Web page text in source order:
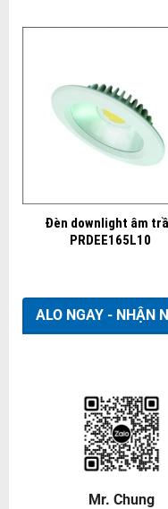
Đèn downlight âm
PRDEE165L10
ALO NGAY - NHẬN
Mr. Chung